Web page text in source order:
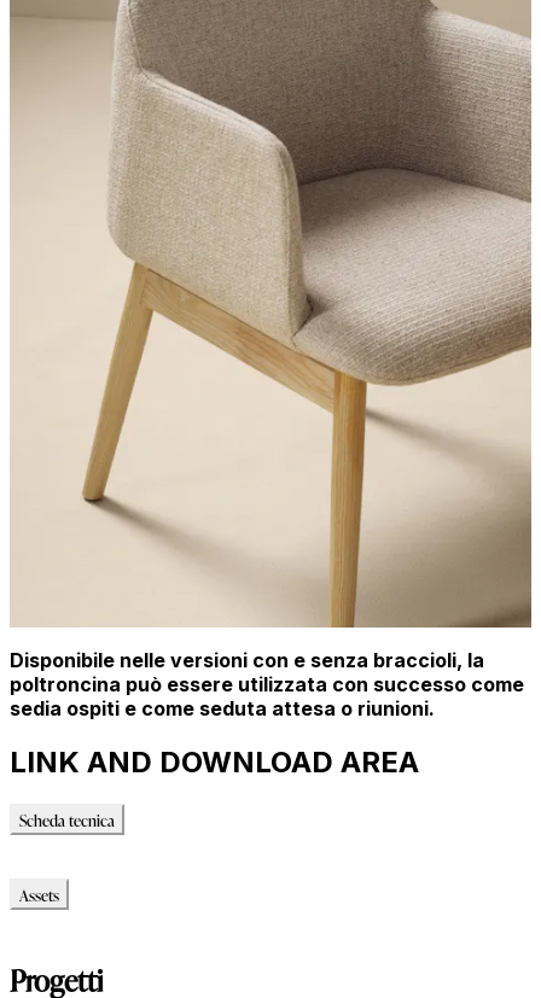
Disponibile nelle versioni con e senza braccioli, la
poltroncina può essere utilizzata con successo come
sedia ospiti e come seduta attesa o riunioni.
LINK AND DOWNLOAD AREA
Scheda tecnica
Assets
Progetti